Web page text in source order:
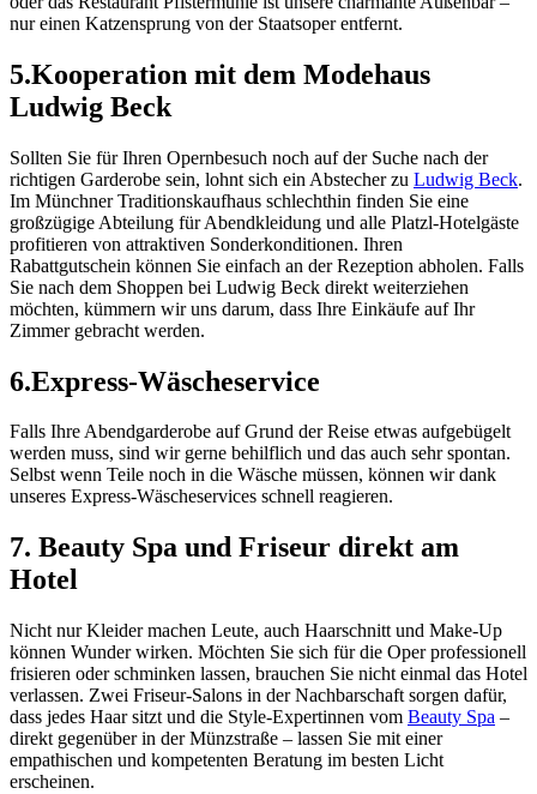
nur einen Katzensprung von der Staatsoper entfernt.
5.Kooperation mit dem Modehaus
Ludwig Beck
Sollten Sie für Ihren Opernbesuch noch auf der Suche nach der
richtigen Garderobe sein, lohnt sich ein Abstecher zu Ludwig Beck.
Im Münchner Traditionskaufhaus schlechthin finden Sie eine
großzügige Abteilung für Abendkleidung und alle Platzl-Hotelgäste
profitieren von attraktiven Sonderkonditionen. Ihren
Rabattgutschein können Sie einfach an der Rezeption abholen. Falls
Sie nach dem Shoppen bei Ludwig Beck direkt weiterziehen
möchten, kümmern wir uns darum, dass Ihre Einkäufe auf Ihr
Zimmer gebracht werden.
6.Express-Wäscheservice
Falls Ihre Abendgarderobe auf Grund der Reise etwas aufgebügelt
werden muss, sind wir gerne behilflich und das auch sehr spontan.
Selbst wenn Teile noch in die Wäsche müssen, können wir dank
unseres Express-Wäscheservices schnell reagieren.
7. Beauty Spa und Friseur direkt am
Hotel
Nicht nur Kleider machen Leute, auch Haarschnitt und Make-Up
können Wunder wirken. Möchten Sie sich für die Oper professionell
frisieren oder schminken lassen, brauchen Sie nicht einmal das Hotel
verlassen. Zwei Friseur-Salons in der Nachbarschaft sorgen dafür,
dass jedes Haar sitzt und die Style-Expertinnen vom Beauty Spa –
direkt gegenüber in der Münzstraße – lassen Sie mit einer
empathischen und kompetenten Beratung im besten Licht
erscheinen.